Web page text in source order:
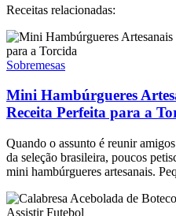
Receitas relacionadas:
Sobremesas
Mini Hambúrgueres
Receita Perfeita para a
Quando o assunto é reunir
da seleção brasileira, poucos
mini hambúrgueres artesanais.